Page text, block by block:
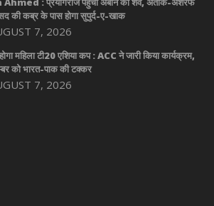
की कब्र के पास होगा सुपुर्द-ए-खाक
7, 2026
महिला टी20 एशिया कप : ACC ने जारी किया कार्यक्रम,
को भारत-पाक की टक्कर
7, 2026